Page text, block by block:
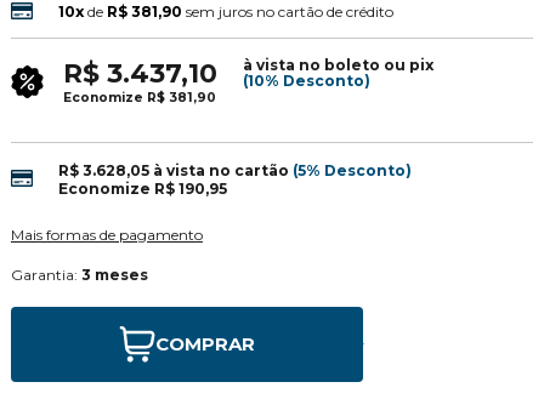
10xde R$ 381,90 sem juros no cartão de crédito
R$ 3.437,10
à vista no boleto ou pix
(10% Desconto)
Economize R$ 381,90
R$ 3.628,05 à vista no cartão (5% Desconto)
Economize R$ 190,95
Mais formas de pagamento
Garantia: 3 meses
COMPRAR